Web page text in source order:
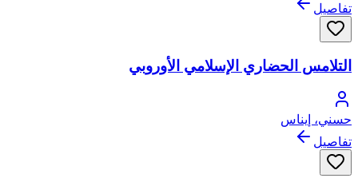
تفاصيل
التلامس الحضاري الإسلامي الأوروبي
حسني، إيناس
تفاصيل